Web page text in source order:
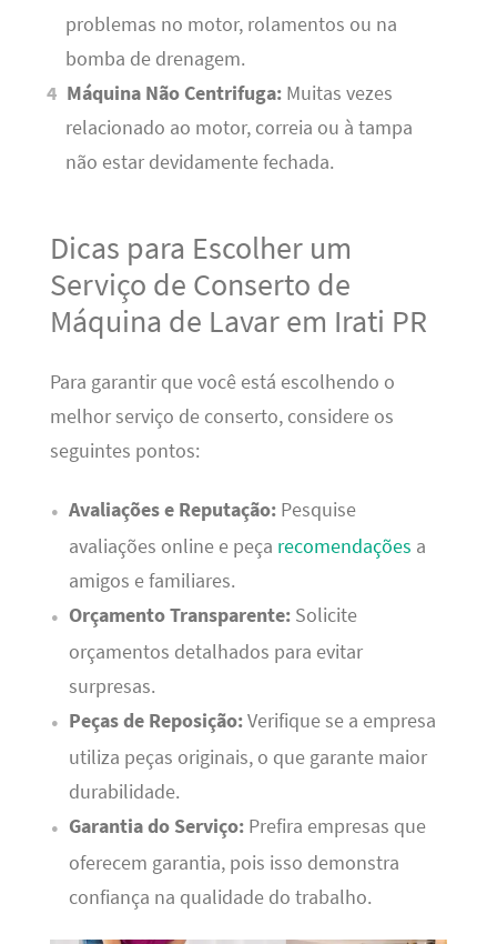
problemas no motor, rolamentos ou na
bomba de drenagem.
Máquina Não Centrifuga: Muitas vezes
relacionado ao motor, correia ou à tampa
não estar devidamente fechada.
Dicas para Escolher um
Serviço de Conserto de
Máquina de Lavar em Irati PR
Para garantir que você está escolhendo o
melhor serviço de conserto, considere os
seguintes pontos:
Avaliações e Reputação:Pesquise
avaliações online e peça recomendações a
amigos e familiares.
Orçamento Transparente:Solicite
orçamentos detalhados para evitar
surpresas.
Peças de Reposição:Verifique se a empresa
utiliza peças originais, o que garante maior
durabilidade.
Garantia do Serviço:Prefira empresas que
oferecem garantia, pois isso demonstra
confiança na qualidade do trabalho.